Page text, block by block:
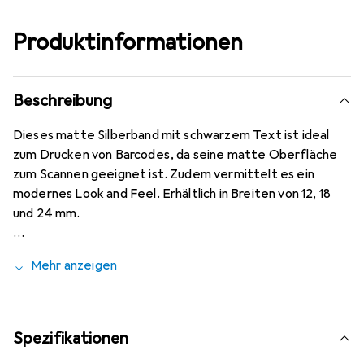
Produktinformationen
Beschreibung
Dieses matte Silberband mit schwarzem Text ist ideal
zum Drucken von Barcodes, da seine matte Oberfläche
zum Scannen geeignet ist. Zudem vermittelt es ein
modernes Look and Feel. Erhältlich in Breiten von 12, 18
und 24 mm.
Mehr anzeigen
Spezifikationen